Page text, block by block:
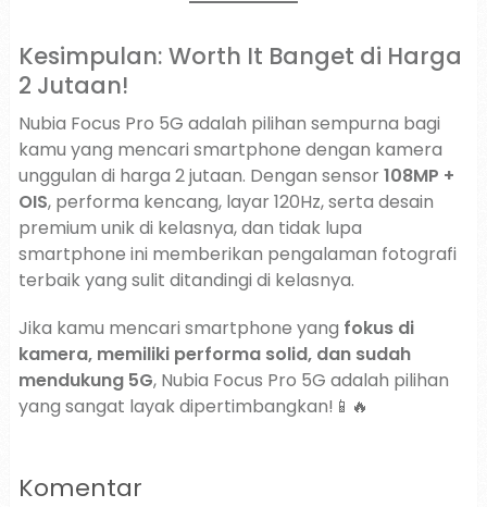
Kesimpulan: Worth It Banget di Harga
2 Jutaan!
Nubia Focus Pro 5G adalah pilihan sempurna bagi
kamu yang mencari smartphone dengan kamera
unggulan di harga 2 jutaan. Dengan sensor108MP +
OIS, performa kencang, layar 120Hz, serta desain
premium unik di kelasnya, dan tidak lupa
smartphone ini memberikan pengalaman fotografi
terbaik yang sulit ditandingi di kelasnya.
Jika kamu mencari smartphone yang fokus di
kamera, memiliki performa solid, dan sudah
mendukung 5G, Nubia Focus Pro 5G adalah pilihan
yang sangat layak dipertimbangkan!📱🔥
Komentar